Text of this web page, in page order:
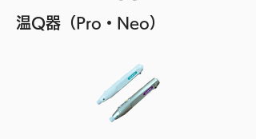
温Q器（Pro・Neo）